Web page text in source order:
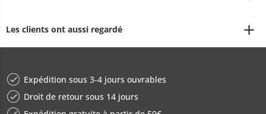
Les clients ont aussi regardé
Expédition sous 3-4 jours ouvrables
Droit de retour sous 14 jours